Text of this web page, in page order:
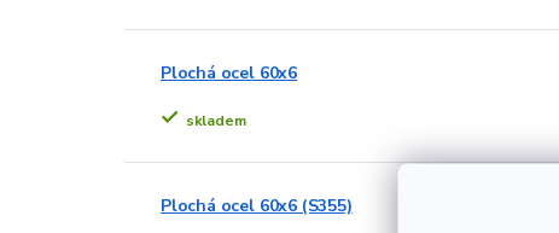
Plochá ocel 60x6
skladem
Plochá ocel 60x6 (S355)